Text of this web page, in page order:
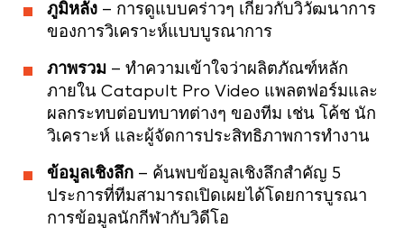
ภูมิหลัง – การดูแบบคร่าวๆ เกี่ยวกับวิวัฒนาการ
ของการวิเคราะห์แบบบูรณาการ
ภาพรวม – ทำความเข้าใจว่าผลิตภัณฑ์หลัก
ภายใน Catapult Pro Video แพลตฟอร์มและ
ผลกระทบต่อบทบาทต่างๆ ของทีม เช่น โค้ช นัก
วิเคราะห์ และผู้จัดการประสิทธิภาพการทำงาน
ข้อมูลเชิงลึก – ค้นพบข้อมูลเชิงลึกสำคัญ 5
ประการที่ทีมสามารถเปิดเผยได้โดยการบูรณา
การข้อมูลนักกีฬากับวิดีโอ